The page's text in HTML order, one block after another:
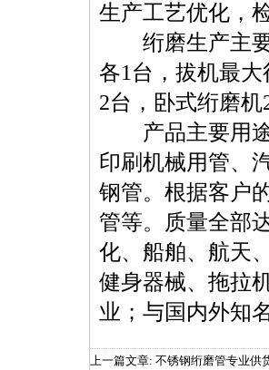
生产工艺优化，
绗磨生产主要
各1台，拔机最
2台，卧式绗磨机
产品主要用途
印刷机械用管、
钢管。根据客户
管等。质量全部
化、船舶、航天
健身器械、拖拉
业；与国内外知
上一篇文章: 不锈钢绗磨管专业供